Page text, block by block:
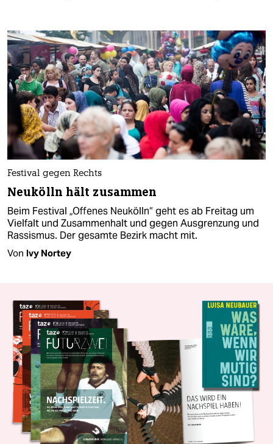
Festival gegen Rechts
Neukölln hält zusammen
Beim Festival „Offenes Neukölln“ geht es ab Freitag um
Vielfalt und Zusammenhalt und gegen Ausgrenzung und
Rassismus. Der gesamte Bezirk macht mit.
Von Ivy Nortey